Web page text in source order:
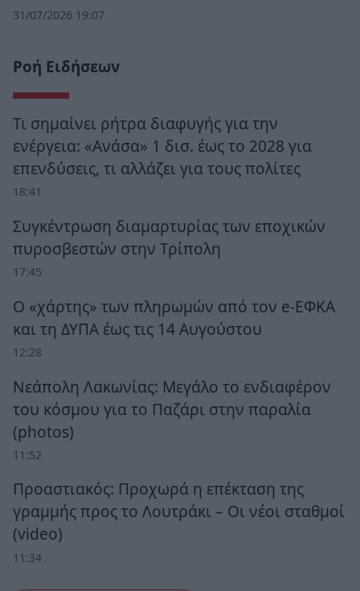
31/07/2026 19:07
Ροή Ειδήσεων
Τι σημαίνει ρήτρα διαφυγής για την
ενέργεια: «Ανάσα» 1 δισ. έως το 2028 για
επενδύσεις, τι αλλάζει για τους πολίτες
18:41
Συγκέντρωση διαμαρτυρίας των εποχικών
πυροσβεστών στην Τρίπολη
17:45
Ο «χάρτης» των πληρωμών από τον e-ΕΦΚΑ
και τη ΔΥΠΑ έως τις 14 Αυγούστου
12:28
Νεάπολη Λακωνίας: Μεγάλο το ενδιαφέρον
του κόσμου για το Παζάρι στην παραλία
(photos)
11:52
Προαστιακός: Προχωρά η επέκταση της
γραμμής προς το Λουτράκι – Οι νέοι σταθμοί
(video)
11:34